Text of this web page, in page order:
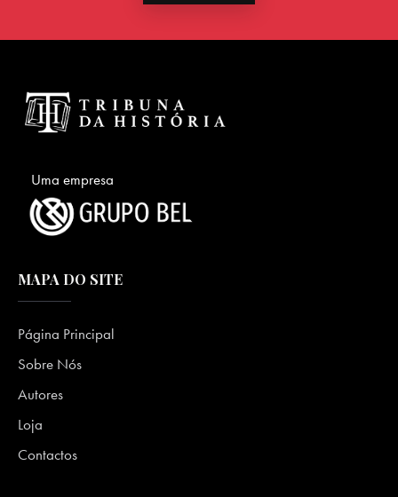
Uma empresa
MAPA DO SITE
Página Principal
Sobre Nós
Autores
Loja
Contactos